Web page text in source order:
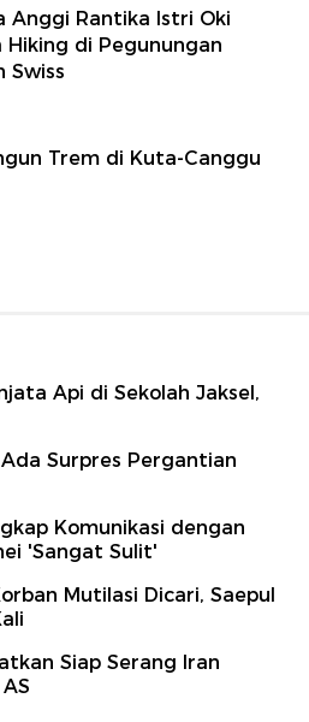
Anggi Rantika Istri Oki
Hiking di Pegunungan
Swiss
Trem di Kuta-Canggu
Api di Sekolah Jaksel,
Surpres Pergantian
Komunikasi dengan
'Sangat Sulit'
Mutilasi Dicari, Saepul
Siap Serang Iran